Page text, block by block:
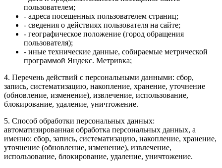
пользователем;
- адреса посещенных пользователем страниц;
- сведения о действиях пользователя на сайте;
- географическое положение (город обращения
пользователя);
- иные технические данные, собираемые метрической
программой Яндекс. Метривка;
4. Перечень действий с персональными данными: сбор,
запись, систематизацию, накопление, хранение, уточнение
(обновление, изменение), извлечение, использование,
блокирование, удаление, уничтожение.
5. Способ обработки персональных данных:
автоматизированная обработка персональных данных, а
именно: сбор, запись, систематизацию, накопление, хранение,
уточнение (обновление, изменение), извлечение,
использование, блокирование, удаление, уничтожение.